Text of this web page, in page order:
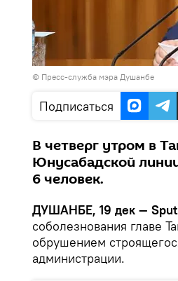
© Пресс-служба мэра Душанбе
Подписаться
В четверг утром в
Юнусабадской
6 человек.
ДУШАНБЕ, 19 дек —
соболезнования главе
обрушением
администрации.